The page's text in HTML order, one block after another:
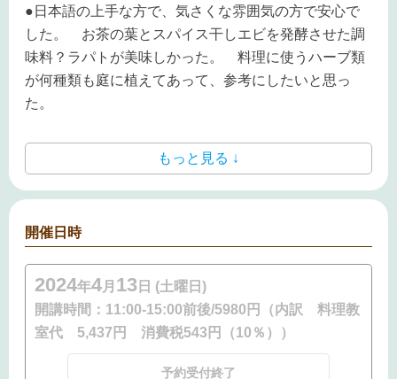
●日本語の上手な方で、気さくな雰囲気の方で安心で
した。 お茶の葉とスパイス干しエビを発酵させた調
味料？ラパトが美味しかった。 料理に使うハーブ類
が何種類も庭に植えてあって、参考にしたいと思っ
た。
もっと見る ↓
開催日時
2024年4月 13 日 (土曜日)
開講時間： 11:00-15:00前後/5980円（内訳 料理教
室代 5,437円 消費税543円（10％））
予約受付終了